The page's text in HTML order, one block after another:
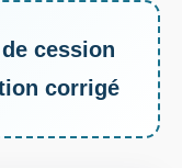
cession
corrigé